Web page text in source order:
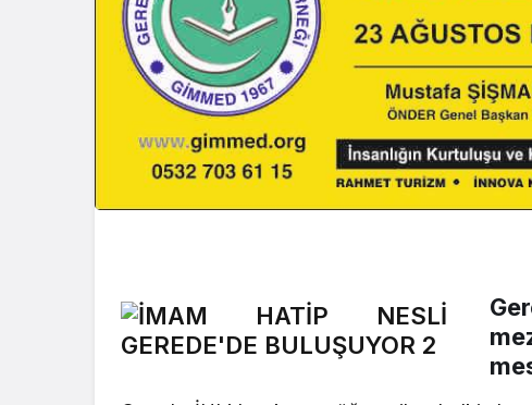
Düzce’de Kamu
Kurumları Arasında İş
Birliği Toplantısı Yapıldı
Sağlık
Eskişehir’de
Çağrısı: